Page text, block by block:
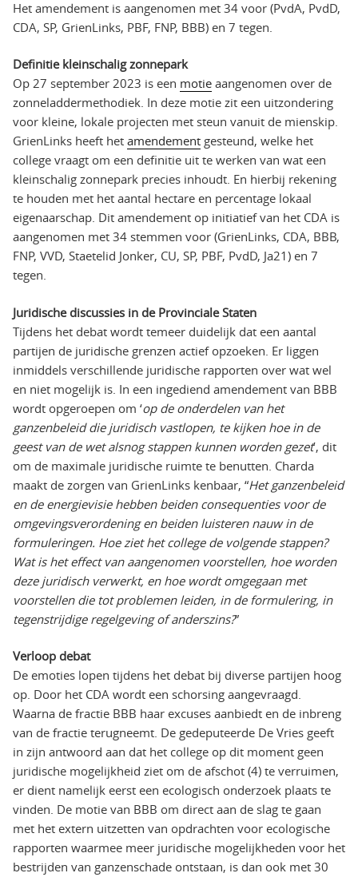
Het amendement is aangenomen met 34 voor (PvdA, PvdD,
CDA, SP, GrienLinks, PBF, FNP, BBB) en 7 tegen.
Definitie kleinschalig zonnepark
Op 27 september 2023 is een motie aangenomen over de
zonneladdermethodiek. In deze motie zit een uitzondering
voor kleine, lokale projecten met steun vanuit de mienskip.
GrienLinks heeft het amendement gesteund, welke het
college vraagt om een definitie uit te werken van wat een
kleinschalig zonnepark precies inhoudt. En hierbij rekening
te houden met het aantal hectare en percentage lokaal
eigenaarschap. Dit amendement op initiatief van het CDA is
aangenomen met 34 stemmen voor (GrienLinks, CDA, BBB,
FNP, VVD, Staetelid Jonker, CU, SP, PBF, PvdD, Ja21) en 7
tegen.
Juridische discussies in de Provinciale Staten
Tijdens het debat wordt temeer duidelijk dat een aantal
partijen de juridische grenzen actief opzoeken. Er liggen
inmiddels verschillende juridische rapporten over wat wel
en niet mogelijk is. In een ingediend amendement van BBB
wordt opgeroepen om ‘op de onderdelen van het
ganzenbeleid die juridisch vastlopen, te kijken hoe in de
geest van de wet alsnog stappen kunnen worden gezet’, dit
om de maximale juridische ruimte te benutten. Charda
maakt de zorgen van GrienLinks kenbaar, “Het ganzenbeleid
en de energievisie hebben beiden consequenties voor de
omgevingsverordening en beiden luisteren nauw in de
formuleringen. Hoe ziet het college de volgende stappen?
Wat is het effect van aangenomen voorstellen, hoe worden
deze juridisch verwerkt, en hoe wordt omgegaan met
voorstellen die tot problemen leiden, in de formulering, in
tegenstrijdige regelgeving of anderszins?”
Verloop debat
De emoties lopen tijdens het debat bij diverse partijen hoog
op. Door het CDA wordt een schorsing aangevraagd.
Waarna de fractie BBB haar excuses aanbiedt en de inbreng
van de fractie terugneemt. De gedeputeerde De Vries geeft
in zijn antwoord aan dat het college op dit moment geen
juridische mogelijkheid ziet om de afschot (4) te verruimen,
er dient namelijk eerst een ecologisch onderzoek plaats te
vinden. De motie van BBB om direct aan de slag te gaan
met het extern uitzetten van opdrachten voor ecologische
rapporten waarmee meer juridische mogelijkheden voor het
bestrijden van ganzenschade ontstaan, is dan ook met 30